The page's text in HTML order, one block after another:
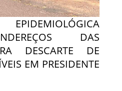
DAS
DESCARTE DE
EM PRESIDENTE